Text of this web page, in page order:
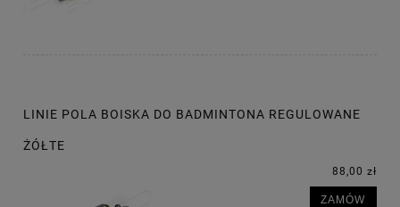
LINIE POLA BOISKA DO BADMINTONA REGULOWANE
ŻÓŁTE
88,00 zł
ZAMÓW